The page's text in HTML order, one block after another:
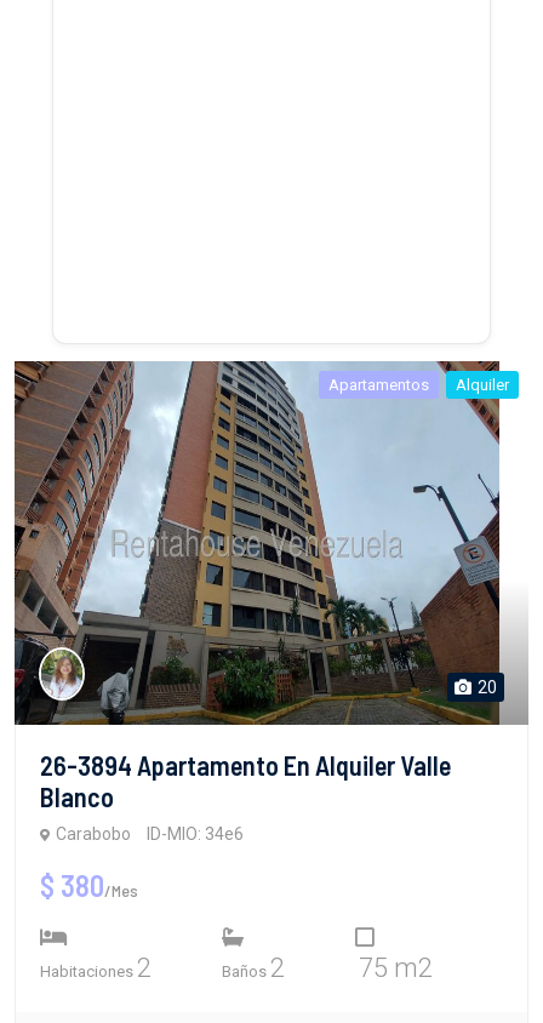
Apartamentos Alquiler
20
26-3894 Apartamento En Alquiler Valle
Blanco
Carabobo ID-MIO: 34e6
$ 380/Mes
Habitaciones 2 Baños 2 75 m2